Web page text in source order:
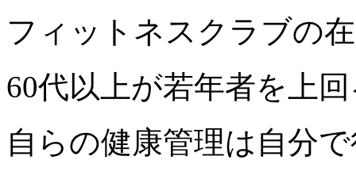
フィットネスクラブの
60代以上が若年者を上
自らの健康管理は自分